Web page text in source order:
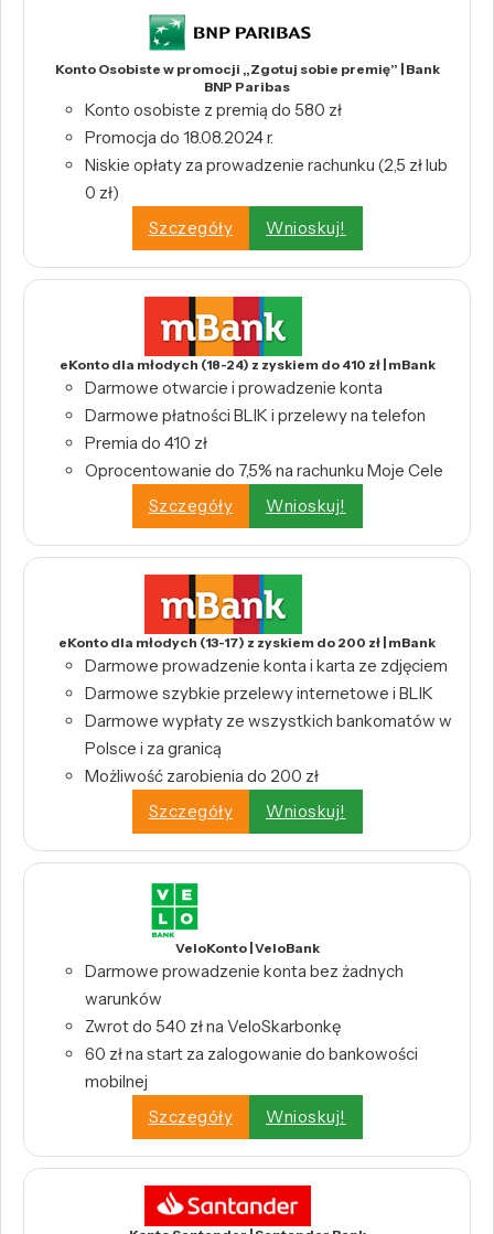
Konto Osobiste w promocji „Zgotuj sobie premię” | Bank
BNP Paribas
Konto osobiste z premią do 580 zł
Promocja do 18.08.2024 r.
Niskie opłaty za prowadzenie rachunku (2,5 zł lub
0 zł)
Szczegóły
Wnioskuj!
eKonto dla młodych (18-24) z zyskiem do 410 zł | mBank
Darmowe otwarcie i prowadzenie konta
Darmowe płatności BLIK i przelewy na telefon
Premia do 410 zł
Oprocentowanie do 7,5% na rachunku Moje Cele
Szczegóły
Wnioskuj!
eKonto dla młodych (13-17) z zyskiem do 200 zł | mBank
Darmowe prowadzenie konta i karta ze zdjęciem
Darmowe szybkie przelewy internetowe i BLIK
Darmowe wypłaty ze wszystkich bankomatów w
Polsce i za granicą
Możliwość zarobienia do 200 zł
Szczegóły
Wnioskuj!
VeloKonto | VeloBank
Darmowe prowadzenie konta bez żadnych
warunków
Zwrot do 540 zł na VeloSkarbonkę
60 zł na start za zalogowanie do bankowości
mobilnej
Szczegóły
Wnioskuj!